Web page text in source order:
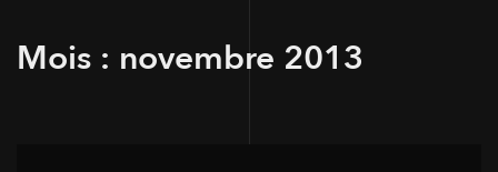
Mois : novembre 2013